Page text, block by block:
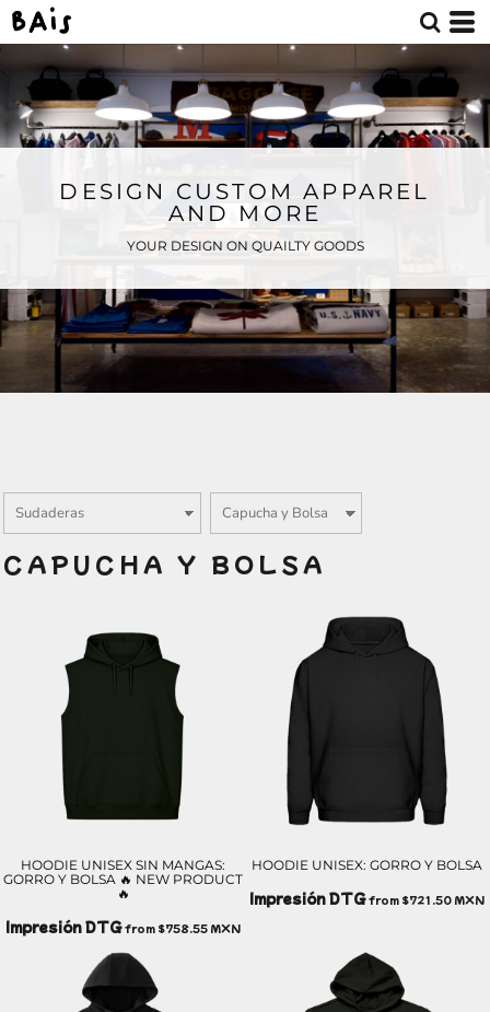
DESIGN CUSTOM APPAREL
AND MORE
YOUR DESIGN ON QUAILTY GOODS
CAPUCHA Y BOLSA
HOODIE UNISEX SIN MANGAS:
GORRO Y BOLSA 🔥 NEW PRODUCT
🔥
Impresión DTGfrom $758.55 MXN
HOODIE UNISEX: GORRO Y BOLSA
Impresión DTGfrom $721.50 MXN